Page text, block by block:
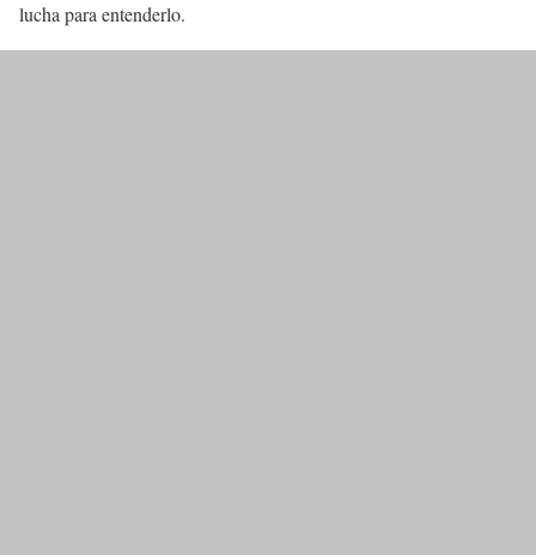
lucha para entenderlo.